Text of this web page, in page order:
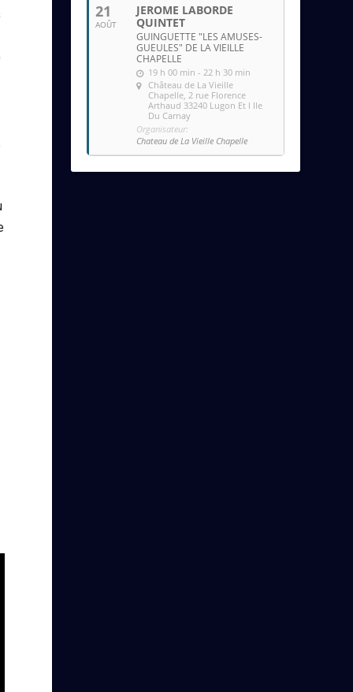
21
AOÛT
JEROME LABORDE
QUINTET
GUINGUETTE "LES AMUSES-
GUEULES" DE LA VIEILLE
CHAPELLE
19 h 00 min - 22 h 30 min
Château de La Vieille
Chapelle , 2 rue Florence
Arthaud 33240 Lugon Et l Ile
Du Carnay
Organisateur:
Chateau de La Vieille Chapelle